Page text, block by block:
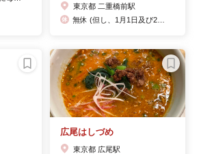
東京都 二重橋前駅
広尾はしづめ
東京都 広尾駅